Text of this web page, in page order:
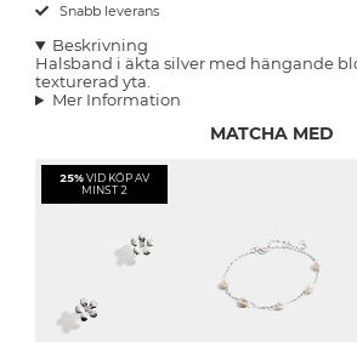
Snabb leverans
Beskrivning
Halsband i äkta silver med hängande
texturerad yta.
Mer Information
MATCHA MED
25% VID KÖP AV
MINST 2